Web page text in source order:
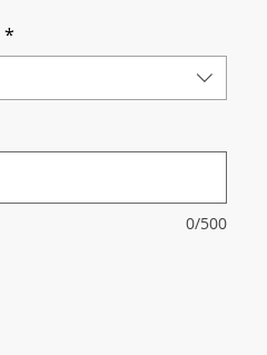
*
0/500